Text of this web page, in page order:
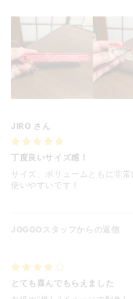
JIRO さん
丁度良いサイズ感！
サイズ、ボリュームともに非
使いやすいです！
JOGGOスタッフからの返信
とても喜んでもらえました